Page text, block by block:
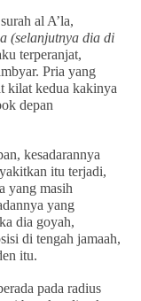
al A’la,
(selanjutnya dia di
terperanjat,
Pria yang
kilat kedua kakinya
depan
kesadarannya
itu terjadi,
yang masih
yang
dia goyah,
di tengah jamaah,
itu.
pada radius